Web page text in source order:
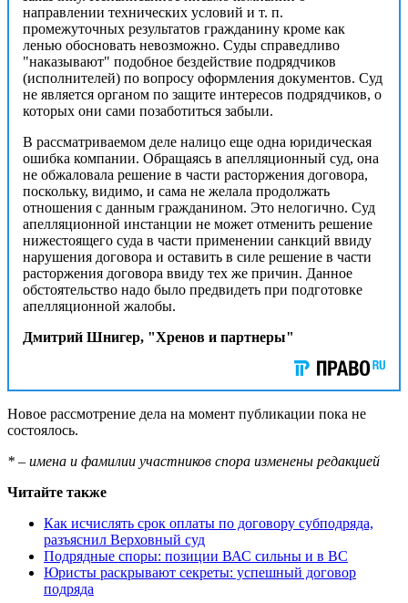
направлении технических условий и т. п.
промежуточных результатов гражданину кроме как
ленью обосновать невозможно. Суды справедливо
"наказывают" подобное бездействие подрядчиков
(исполнителей) по вопросу оформления документов. Суд
не является органом по защите интересов подрядчиков, о
которых они сами позаботиться забыли.
В рассматриваемом деле налицо еще одна юридическая
ошибка компании. Обращаясь в апелляционный суд, она
не обжаловала решение в части расторжения договора,
поскольку, видимо, и сама не желала продолжать
отношения с данным гражданином. Это нелогично. Суд
апелляционной инстанции не может отменить решение
нижестоящего суда в части применении санкций ввиду
нарушения договора и оставить в силе решение в части
расторжения договора ввиду тех же причин. Данное
обстоятельство надо было предвидеть при подготовке
апелляционной жалобы.
Дмитрий Шнигер, "Хренов и партнеры"
Новое рассмотрение дела на момент публикации пока не
состоялось.
* – имена и фамилии участников спора изменены редакцией
Читайте также
Как исчислять срок оплаты по договору субподряда,
разъяснил Верховный суд
Подрядные споры: позиции ВАС сильны и в ВС
Юристы раскрывают секреты: успешный договор
подряда